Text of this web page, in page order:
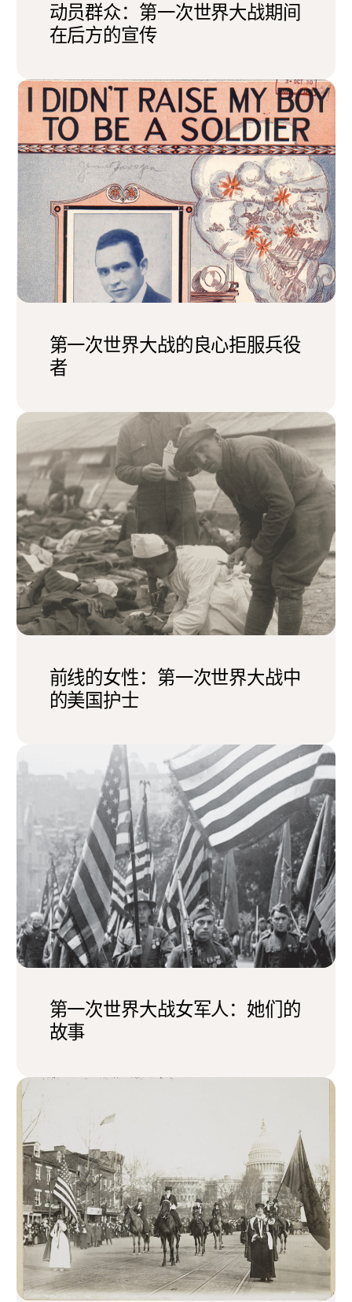
动员群众：第一次世界大战期间
在后方的宣传
第一次世界大战的良心拒服兵役
者
前线的女性：第一次世界大战中
的美国护士
第一次世界大战女军人：她们的
故事